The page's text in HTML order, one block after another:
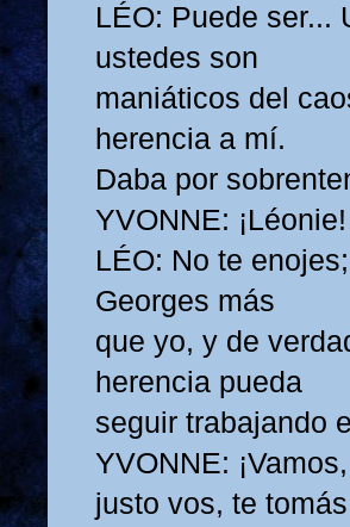
LÉO: Puede ser...
ustedes son
maniáticos del
herencia a mí.
Daba por
YVONNE: ¡Léonie!
LÉO: No te
Georges más
que yo, y de
herencia pueda
seguir trabajando
YVONNE:
justo vos, te